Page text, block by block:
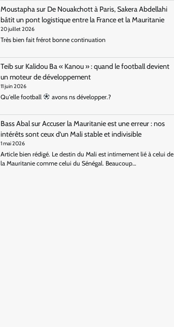
Moustaphasur De Nouakchott à Paris, Sakera Abdellahi
bâtit un pont logistique entre la France et la Mauritanie
20 juillet 2026
Très bien fait frérot bonne continuation
Teibsur Kalidou Ba « Kanou » : quand le football devient
un moteur de développement
11 juin 2026
Qu'elle football avons ns développer.?
Bass AbalsurAccuser la Mauritanie est une erreur : nos
intérêts sont ceux d’un Mali stable et indivisible
1 mai 2026
Article bien rédigé. Le destin du Mali est intimement lié à celui de
la Mauritanie comme celui du Sénégal. Beaucoup…